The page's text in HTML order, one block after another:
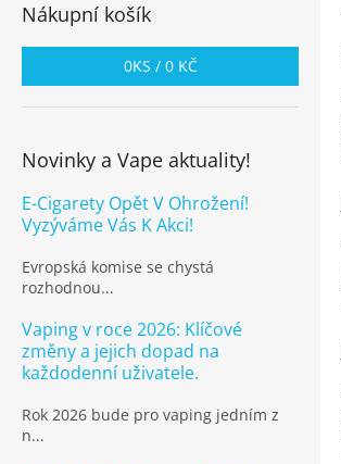
Nákupní košík
0KS / 0 KČ
Novinky a Vape aktuality!
E-Cigarety Opět V Ohrožení!
Vyzýváme Vás K Akci!
Evropská komise se chystá
rozhodnou...
Vaping v roce 2026: Klíčové
změny a jejich dopad na
každodenní uživatele.
Rok 2026 bude pro vaping jedním z
n...